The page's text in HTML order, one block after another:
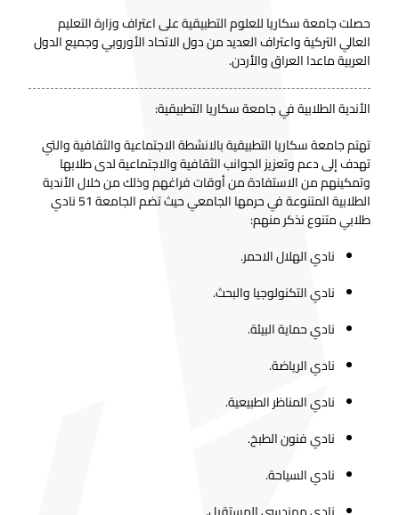
حصلت جامعة سكاريا للعلوم التطبيقية على اعتراف وزارة التعليم
العالي التركية واعتراف العديد من دول الاتحاد الأوروبي وجميع الدول
العربية ماعدا العراق والأردن.
الأندية الطلابية في جامعة سكاريا التطبيقية:
تهتم جامعة سكاريا التطبيقية بالانشطة الاجتماعية والثقافية والتي
تهدف إلى دعم وتعزيز الجوانب الثقافية والاجتماعية لدى طلابها
وتمكينهم من الاستفادة من أوقات فراغهم وذلك من خلال الأندية
الطلابية المتنوعة في حرمها الجامعي حيث تضم الجامعة 51 نادي
طلابي متنوع نذكر منهم:
نادي الهلال الاحمر.
نادي التكنولوجيا والبحث.
نادي حماية البيئة.
نادي الرياضة.
نادي المناظر الطبيعية.
نادي فنون الطبخ.
نادي السياحة.